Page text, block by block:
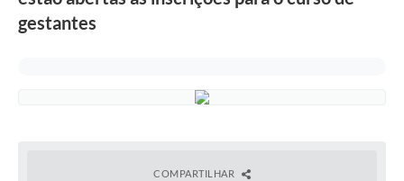
gestantes
COMPARTILHAR